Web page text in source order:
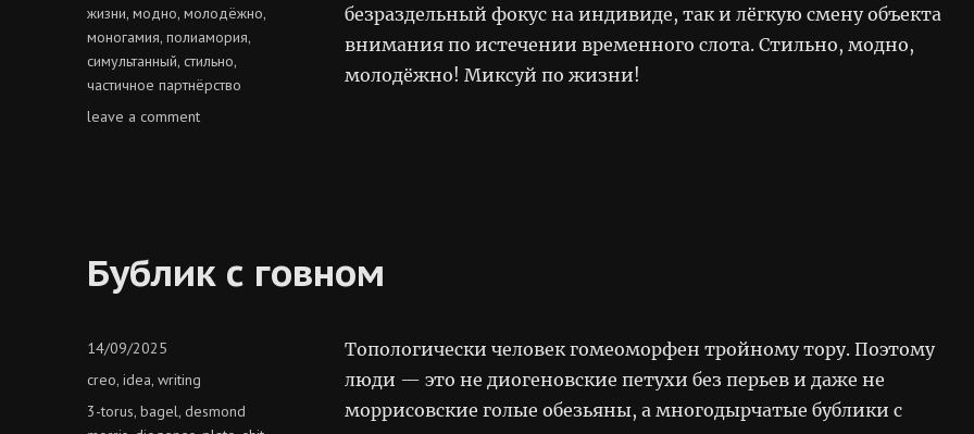
безраздельный фокус на индивиде, так и лёгкую смену объекта
внимания по истечении временного слота. Стильно, модно,
молодёжно! Миксуй по жизни!
жизни,модно,молодёжно,
моногамия,полиамория,
симультанный,стильно,
частичное партнёрство
leave a commenton
Бублик с говном
Топологически человек гомеоморфен тройному тору. Поэтому
люди — это не диогеновские петухи без перьев и даже не
моррисовские голые обезьяны, а многодырчатые бублики с
Posted
14/09/2025
Categories
creo,idea,writing
Tags
3-torus,bagel,desmond